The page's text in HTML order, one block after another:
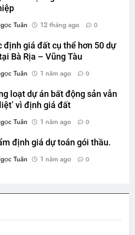
Tuân
12 tháng ago 0
định giá đất cụ thể hơn 50 dự
Bà Rịa – Vũng Tàu
Tuân
1 năm ago 0
loạt dự án bất động sản vẫn
vì định giá đất
Tuân
1 năm ago 0
định giá dự toán gói thầu.
Tuân
1 năm ago 0